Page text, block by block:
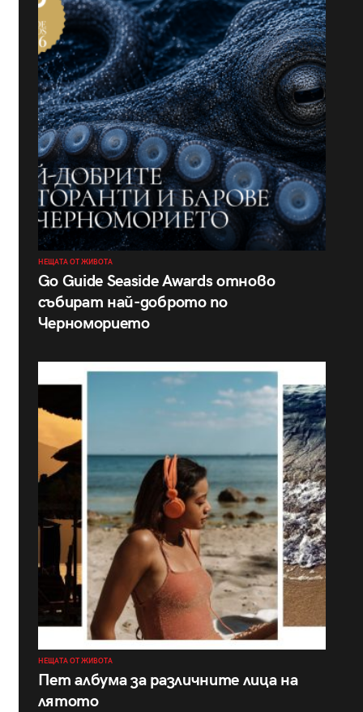
НЕЩАТА ОТ ЖИВОТА
Go Guide Seaside Awards отново
събират най-доброто по
Черноморието
НЕЩАТА ОТ ЖИВОТА
Пет албума за различните лица на
лятото